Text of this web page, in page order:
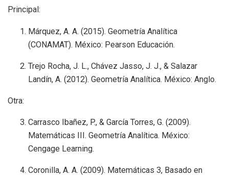
Principal:
Márquez, A. A. (2015). Geometría Analítica
(CONAMAT). México: Pearson Educación.
Trejo Rocha, J. L., Chávez Jasso, J. J., & Salazar
Landín, A. (2012). Geometría Analítica. México: Anglo.
Otra:
Carrasco Ibañez, P., & García Torres, G. (2009).
Matemáticas III. Geometría Analítica. México:
Cengage Learning.
Coronilla, A. A. (2009). Matemáticas 3, Basado en